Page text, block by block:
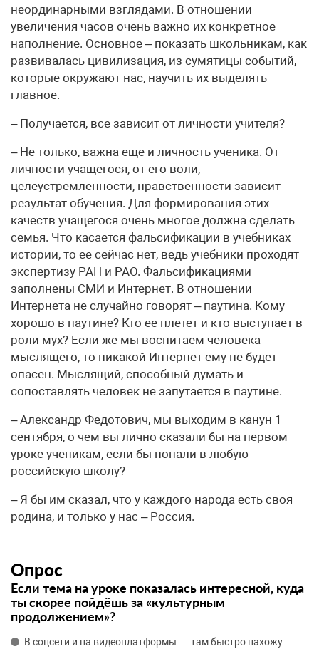
неординарными взглядами. В отношении
увеличения часов очень важно их конкретное
наполнение. Основное – показать школьникам, как
развивалась цивилизация, из сумятицы событий,
которые окружают нас, научить их выделять
главное.
– Получается, все зависит от личности учителя?
– Не только, важна еще и личность ученика. От
личности учащегося, от его воли,
целеустремленности, нравственности зависит
результат обучения. Для формирования этих
качеств учащегося очень многое должна сделать
семья. Что касается фальсификации в учебниках
истории, то ее сейчас нет, ведь учебники проходят
экспертизу РАН и РАО. Фальсификациями
заполнены СМИ и Интернет. В отношении
Интернета не случайно говорят – паутина. Кому
хорошо в паутине? Кто ее плетет и кто выступает в
роли мух? Если же мы воспитаем человека
мыслящего, то никакой Интернет ему не будет
опасен. Мыслящий, способный думать и
сопоставлять человек не запутается в паутине.
– Александр Федотович, мы выходим в канун 1
сентября, о чем вы лично сказали бы на первом
уроке ученикам, если бы попали в любую
российскую школу?
– Я бы им сказал, что у каждого народа есть своя
родина, и только у нас – Россия.
Опрос
Если тема на уроке показалась интересной, куда
ты скорее пойдёшь за «культурным
продолжением»?
В соцсети и на видеоплатформы — там быстро нахожу